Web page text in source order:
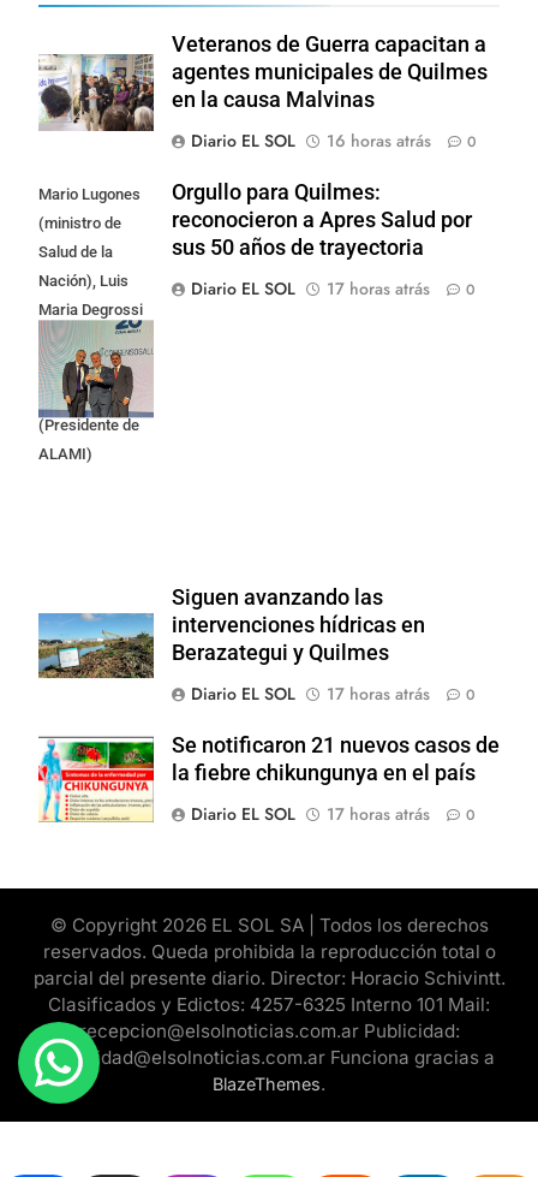
Veteranos de Guerra capacitan a
agentes municipales de Quilmes
en la causa Malvinas
Diario EL SOL
16 horas atrás 0
Mario Lugones
(ministro de
Salud de la
Nación), Luis
Maria Degrossi
(Presidente de
Apres Salud) y
Cristian Mazza
(Presidente de
ALAMI)
Orgullo para Quilmes:
reconocieron a Apres Salud por
sus 50 años de trayectoria
Diario EL SOL
17 horas atrás 0
Siguen avanzando las
intervenciones hídricas en
Berazategui y Quilmes
Diario EL SOL
17 horas atrás 0
Se notificaron 21 nuevos casos de
la fiebre chikungunya en el país
Diario EL SOL
17 horas atrás 0
© Copyright 2026 EL SOL SA | Todos los derechos
reservados. Queda prohibida la reproducción total o
parcial del presente diario. Director: Horacio Schivintt.
Clasificados y Edictos: 4257-6325 Interno 101 Mail:
recepcion@elsolnoticias.com.ar Publicidad:
publicidad@elsolnoticias.com.ar Funciona gracias a
BlazeThemes.